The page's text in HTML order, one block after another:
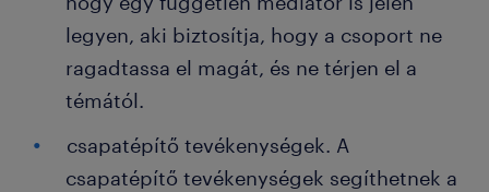
legyen, aki biztosítja, hogy a csoport ne
ragadtassa el magát, és ne térjen el a
témától.
csapatépítő tevékenységek. A
csapatépítő tevékenységek segíthetnek a